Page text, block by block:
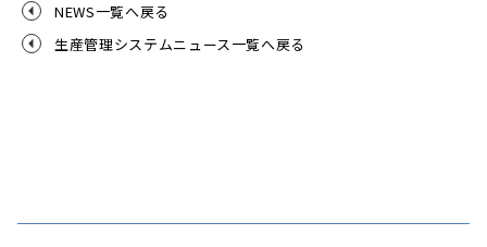
NEWS一覧へ戻る
生産管理システムニュース一覧へ戻る